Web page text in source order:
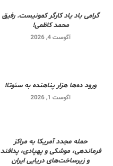
گرامی باد یاد کارگر کمونیست. رفیق
محمد کاظمی!
آگوست 4, 2026
ورود ده‌ها هزار پناهنده به سئوتا!
آگوست 1, 2026
حمله مجدد آمریکا به مراکز
فرماندهی، موشکی و پهپادی، پدافند
و زیرساخت‌های دریایی ایران